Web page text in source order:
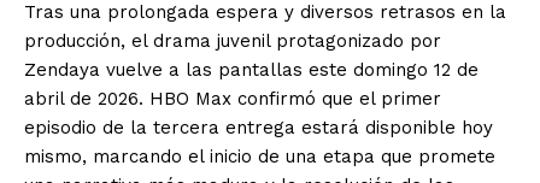
Tras una prolongada espera y diversos retrasos en la
producción, el drama juvenil protagonizado por
Zendaya vuelve a las pantallas este domingo 12 de
abril de 2026. HBO Max confirmó que el primer
episodio de la tercera entrega estará disponible hoy
mismo, marcando el inicio de una etapa que promete